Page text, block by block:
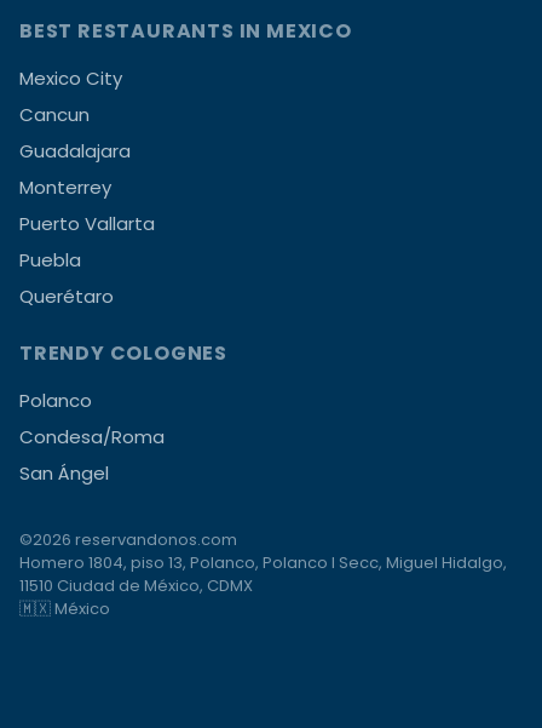
BEST RESTAURANTS IN MEXICO
Mexico City
Cancun
Guadalajara
Monterrey
Puerto Vallarta
Puebla
Querétaro
TRENDY COLOGNES
Polanco
Condesa/Roma
San Ángel
©2026 reservandonos.com
Homero 1804, piso 13, Polanco, Polanco I Secc, Miguel Hidalgo,
11510 Ciudad de México, CDMX
🇲🇽 México